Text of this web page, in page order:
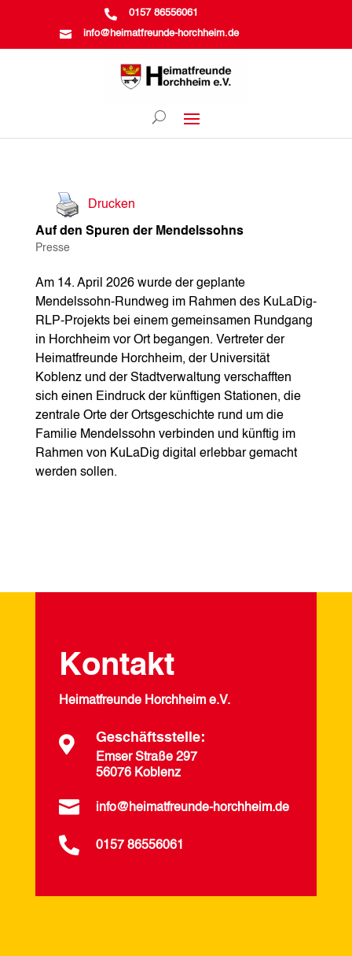
 0157 86556061
 info@heimatfreunde-horchheim.de
Drucken
Auf den Spuren der Mendelssohns
Presse
Am 14. April 2026 wurde der geplante
Mendelssohn-Rundweg im Rahmen des KuLaDig-
RLP-Projekts bei einem gemeinsamen Rundgang
in Horchheim vor Ort begangen. Vertreter der
Heimatfreunde Horchheim, der Universität
Koblenz und der Stadtverwaltung verschafften
sich einen Eindruck der künftigen Stationen, die
zentrale Orte der Ortsgeschichte rund um die
Familie Mendelssohn verbinden und künftig im
Rahmen von KuLaDig digital erlebbar gemacht
werden sollen.
Kontakt
Heimatfreunde Horchheim e.V.
 Geschäftsstelle:
Emser Straße 297
56076 Koblenz
 info@heimatfreunde-horchheim.de
 0157 86556061